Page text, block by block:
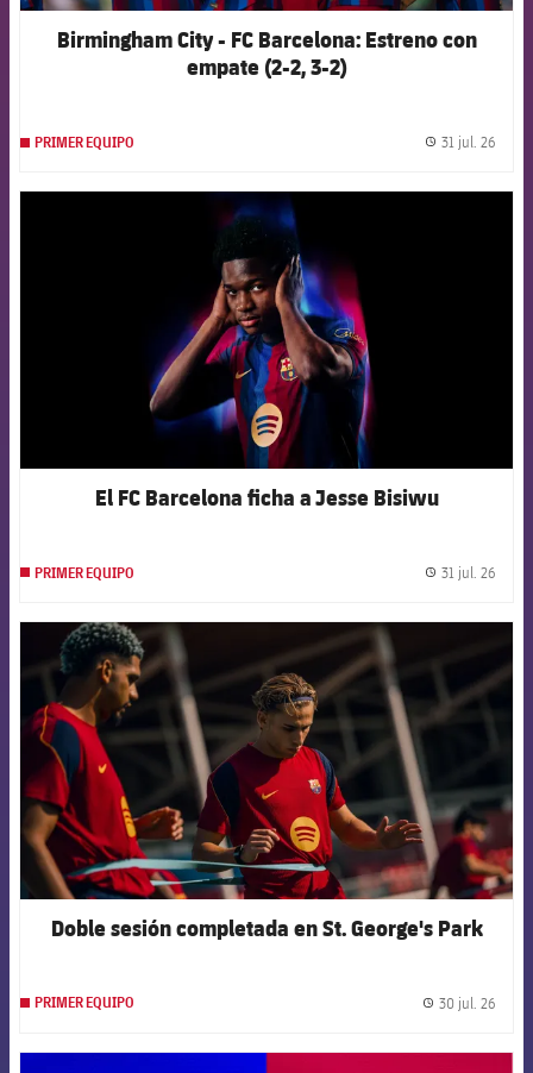
Birmingham City - FC Barcelona: Estreno con
empate (2-2, 3-2)
PRIMER EQUIPO 31 jul. 26
FCB Barcelona badge
El FC Barcelona ficha a Jesse Bisiwu
PRIMER EQUIPO 31 jul. 26
FCB Barcelona badge
Doble sesión completada en St. George's Park
PRIMER EQUIPO 30 jul. 26